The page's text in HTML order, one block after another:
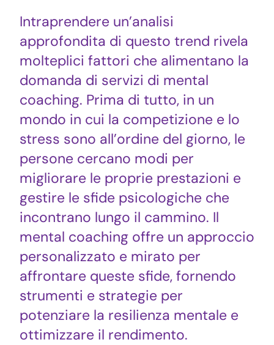
Intraprendere un’analisi
approfondita di questo trend rivela
molteplici fattori che alimentano la
domanda di servizi di mental
coaching. Prima di tutto, in un
mondo in cui la competizione e lo
stress sono all’ordine del giorno, le
persone cercano modi per
migliorare le proprie prestazioni e
gestire le sfide psicologiche che
incontrano lungo il cammino. Il
mental coaching offre un approccio
personalizzato e mirato per
affrontare queste sfide, fornendo
strumenti e strategie per
potenziare la resilienza mentale e
ottimizzare il rendimento.